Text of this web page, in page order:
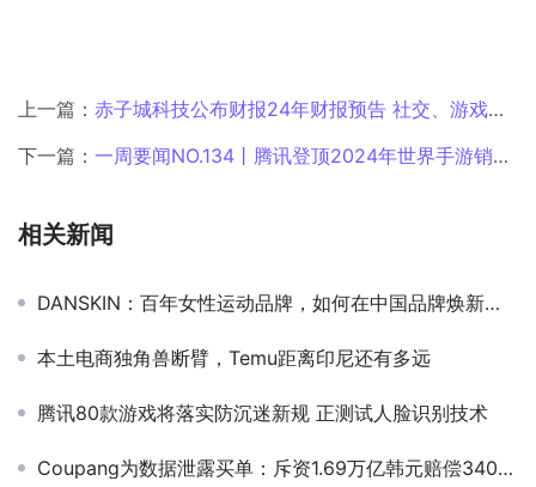
上一篇： 赤子城科技公布财报24年财报预告 社交、游戏业务营收均实现大幅增长
下一篇： 一周要闻NO.134丨腾讯登顶2024年世界手游销售榜；2024美国电商排行榜；特朗普给予TikTok禁令75天宽限期
相关新闻
DANSKIN：百年女性运动品牌，如何在中国品牌焕新？｜品牌焕新
本土电商独角兽断臂，Temu距离印尼还有多远
腾讯80款游戏将落实防沉迷新规 正测试人脸识别技术
Coupang为数据泄露买单：斥资1.69万亿韩元赔偿3400万用户